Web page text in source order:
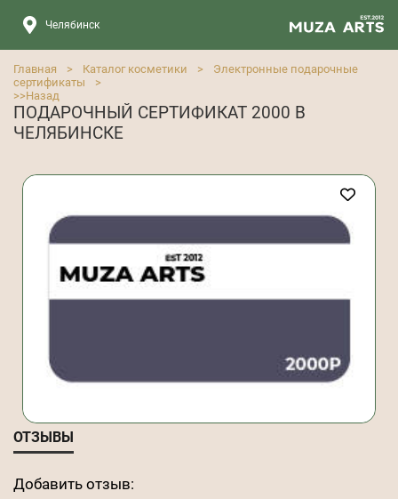
Челябинск
Главная > Каталог косметики >
Электронные подарочные
сертификаты
>
>>Назад
ПОДАРОЧНЫЙ СЕРТИФИКАТ 2000 В
ЧЕЛЯБИНСКЕ
ОТЗЫВЫ
Добавить отзыв: